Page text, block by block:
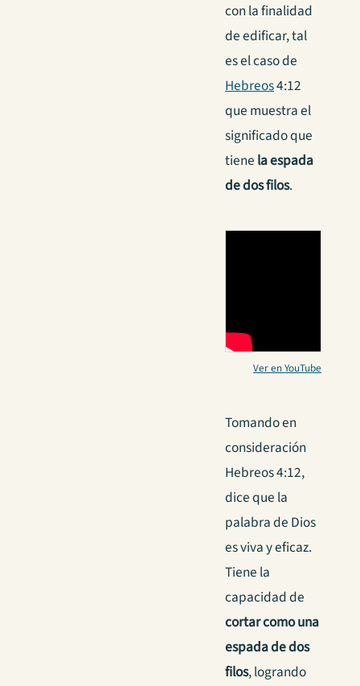
con la finalidad
de edificar, tal
es el caso de
Hebreos4:12
que muestra el
significado que
tiene la espada
de dos filos.
Ver en YouTube
Tomando en
consideración
Hebreos 4:12,
dice que la
palabra de Dios
es viva y eficaz.
Tiene la
capacidad de
cortar como una
espada de dos
filos, logrando